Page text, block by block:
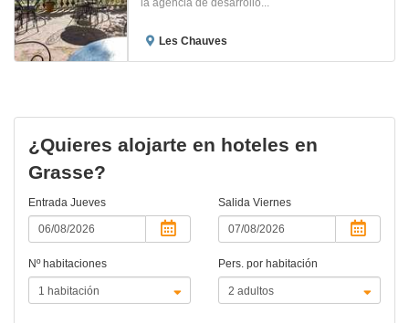
la agencia de desarrollo...
Les Chauves
¿Quieres alojarte en hoteles en
Grasse?
Entrada Jueves Salida Viernes
Nº habitaciones Pers. por habitación